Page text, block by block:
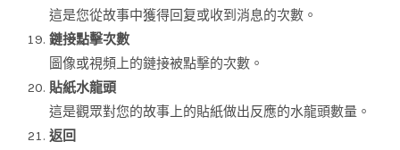
這是您從故事中獲得回复或收到消息的次數。
鏈接點擊次數
圖像或視頻上的鏈接被點擊的次數。
貼紙水龍頭
這是觀眾對您的故事上的貼紙做出反應的水龍頭數量。
返回